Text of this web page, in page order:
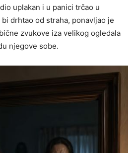
uplakan i u panici trčao u
drhtao od straha, ponavljao je
zvukove iza velikog ogledala
njegove sobe.